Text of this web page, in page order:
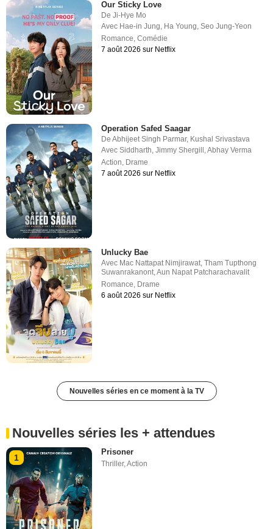
Our Sticky Love
DeJi-Hye Mo
Avec Hae-in Jung Ha Young ,Seo Jung-Yeon
Romance ,Comédie
7 août 2026 sur Netflix
Operation Safed Saagar
DeAbhijeet Singh Parmar, Kushal Srivastava
AvecSiddharth,Jimmy Shergill ,Abhay Verma
Action, Drame
7 août 2026 sur Netflix
Unlucky Bae
Avec Mac Nattapat Nimjirawat,Tham Tupthong
Suwanrakanont,Aun Napat Patcharachavalit
Romance, Drame
6 août 2026 sur Netflix
Nouvelles séries en ce moment à la TV
Nouvelles séries les + attendues
1
Prisoner
Thriller,Action